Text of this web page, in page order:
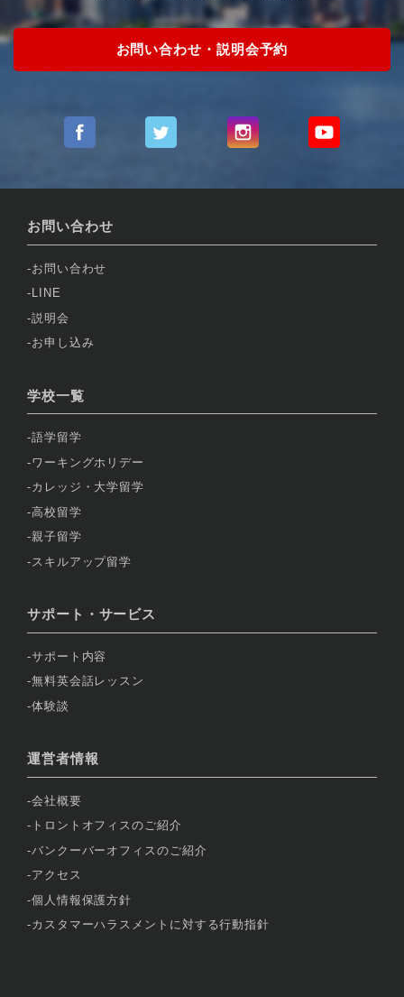
お問い合わせ・説明会予約
お問い合わせ
お問い合わせ
LINE
説明会
お申し込み
学校一覧
語学留学
ワーキングホリデー
カレッジ・大学留学
高校留学
親子留学
スキルアップ留学
サポート・サービス
サポート内容
無料英会話レッスン
体験談
運営者情報
会社概要
トロントオフィスのご紹介
バンクーバーオフィスのご紹介
アクセス
個人情報保護方針
カスタマーハラスメントに対する行動指針